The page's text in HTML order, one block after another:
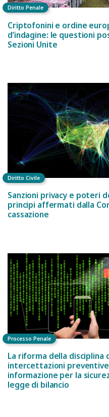
Diritto Penale
Criptofonini e ordine
d’indagine: le questioni
Sezioni Unite
Diritto Civile
Sanzioni privacy e poteri
principi affermati dalla
cassazione
Processo Penale
La riforma della disciplina
intercettazioni preventive
informazione per la
legge di bilancio